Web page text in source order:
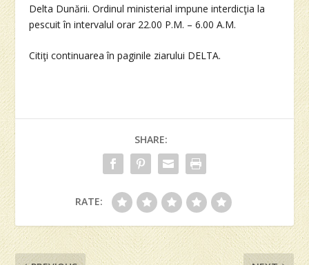
Delta Dunării. Ordinul ministerial impune interdicţia la
pescuit în intervalul orar 22.00 P.M. – 6.00 A.M.
Citiţi continuarea în paginile ziarului DELTA.
SHARE:
RATE: